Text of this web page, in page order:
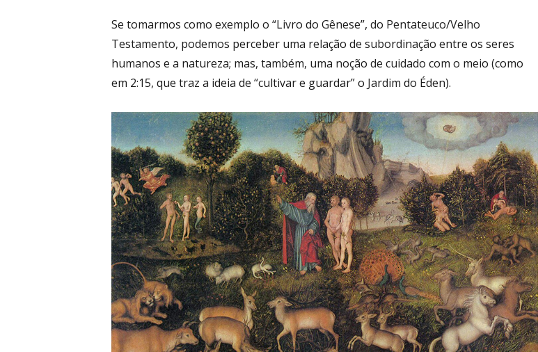
Se tomarmos como exemplo o “Livro do Gênese”, do Pentateuco/Velho
Testamento, podemos perceber uma relação de subordinação entre os seres
humanos e a natureza; mas, também, uma noção de cuidado com o meio (como
em 2:15, que traz a ideia de “cultivar e guardar” o Jardim do Éden).